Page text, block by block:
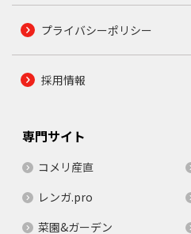
プライバシーポリシー
採用情報
専門サイト
コメリ産直
レンガ.pro
菜園&ガーデン